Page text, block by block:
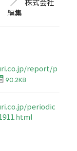
／ 株式会社
編集
report/p
90.2KB
periodic